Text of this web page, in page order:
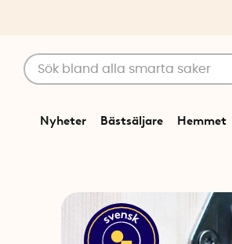
Nyheter Bästsäljare Hemmet